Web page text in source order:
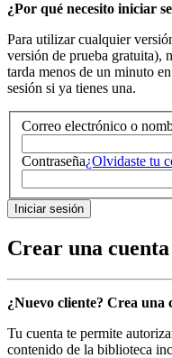
¿Por qué necesito iniciar
Para utilizar cualquier
versión de prueba gratuita),
tarda menos de un minuto
sesión si ya tienes una.
Correo electrónico o
Contraseña¿Olvidaste tu
Crear una cuenta
¿Nuevo cliente? Crea una
Tu cuenta te permite
contenido de la biblioteca